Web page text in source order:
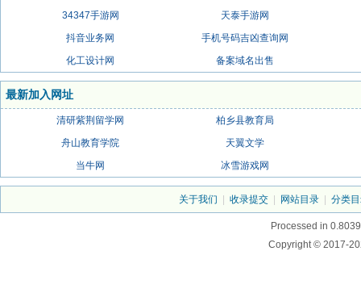
34347手游网
天泰手游网
抖音业务网
手机号码吉凶查询网
化工设计网
备案域名出售
最新加入网址
清研紫荆留学网
柏乡县教育局
舟山教育学院
天翼文学
当牛网
冰雪游戏网
关于我们 收录提交 网站目录 分类
Processed in
Copyright © 2017-